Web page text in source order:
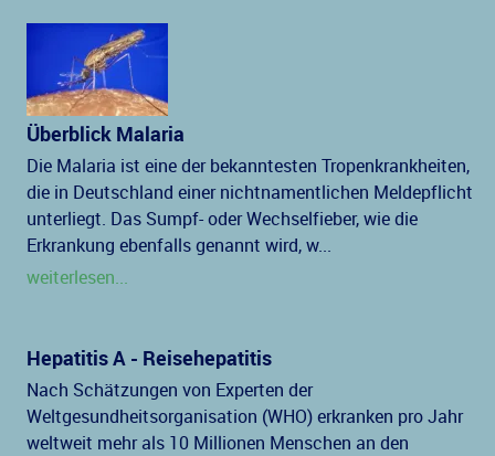
Überblick Malaria
Die Malaria ist eine der bekanntesten Tropenkrankheiten,
die in Deutschland einer nichtnamentlichen Meldepflicht
unterliegt. Das Sumpf- oder Wechselfieber, wie die
Erkrankung ebenfalls genannt wird, w...
weiterlesen...
Hepatitis A - Reisehepatitis
Nach Schätzungen von Experten der
Weltgesundheitsorganisation (WHO) erkranken pro Jahr
weltweit mehr als 10 Millionen Menschen an den